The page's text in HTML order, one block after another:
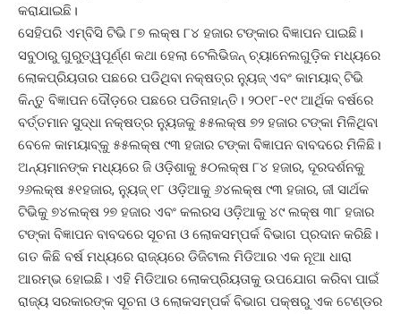
କରାଯାଇଛି।
ସେହିପରି ଏମ୍‌ବିସି ଟିଭି ୮୭ ଲକ୍ଷ ୮୪ ହଜାର ଟଙ୍କାର ବିଜ୍ଞାପନ ପାଇଛି।
ସବୁଠାରୁ ଗୁରୁତ୍ୱପୂର୍ଣ୍ଣ କଥା ହେଲା ଟେଲିଭିଜନ୍ ଚ୍ୟାନେଲଗୁଡ଼ିକ ମଧ୍ୟରେ
ଲୋକପ୍ରିୟତାର ପଛରେ ପଡିଥିବା ନକ୍ଷତ୍ର ନ୍ୟୁଜ୍ ଏବଂ କାମୟାବ୍ ଟିଭି
କିନ୍ତୁ ବିଜ୍ଞାପନ ଦୌଡ଼ରେ ପଛରେ ପଡିନାହାନ୍ତି। ୨୦୧୮-୧୯ ଆର୍ଥିକ ବର୍ଷରେ
ବର୍ତ୍ତମାନ ସୁଦ୍ଧା ନକ୍ଷତ୍ର ନ୍ୟୁଜକୁ ୫୫ଲକ୍ଷ ୭୨ ହଜାର ଟଙ୍କା ମିଳିଥିବା
ବେଳେ କାମୟାବ୍‌କୁ ୫୫ଲକ୍ଷ ୯୩ ହଜାର ଟଙ୍କା ବିଜ୍ଞାପନ ବାବଦରେ ମିଳିଛି।
ଅନ୍ୟମାନଙ୍କ ମଧ୍ୟରେ ଜି ଓଡ଼ିଶାକୁ ୫୦ଲକ୍ଷ ୮୪ ହଜାର, ଦୂରଦର୍ଶନକୁ
୨୬ଲକ୍ଷ ୫୧ହଜାର, ନ୍ୟୁଜ୍ ୧୮ ଓଡ଼ିଆକୁ ୬୪ଲକ୍ଷ ୯୩ ହଜାର, ଜୀ ସାର୍ଥକ
ଟିଭିକୁ ୭୪ଲକ୍ଷ ୨୭ ହଜାର ଏବଂ କଲରସ ଓଡ଼ିଆକୁ ୪୯ ଲକ୍ଷ ୩୮ ହଜାର
ଟଙ୍କା ବିଜ୍ଞାପନ ବାବଦରେ ସୂଚନା ଓ ଲୋକସମ୍ପର୍କ ବିଭାଗ ପ୍ରଦାନ କରିଛି।
ଗତ କିଛି ବର୍ଷ ମଧ୍ୟରେ ରାଜ୍ୟରେ ଡିଜିଟାଲ ମିଡିଆର ଏକ ନୂଆ ଧାରା
ଆରମ୍ଭ ହୋଇଛି। ଏହି ମିଡିଆର ଲୋକପ୍ରିୟତାକୁ ଉପଯୋଗ କରିବା ପାଇଁ
ରାଜ୍ୟ ସରକାରଙ୍କ ସୂଚନା ଓ ଲୋକସମ୍ପର୍କ ବିଭାଗ ପକ୍ଷରୁ ଏକ ଟେଣ୍ଡର